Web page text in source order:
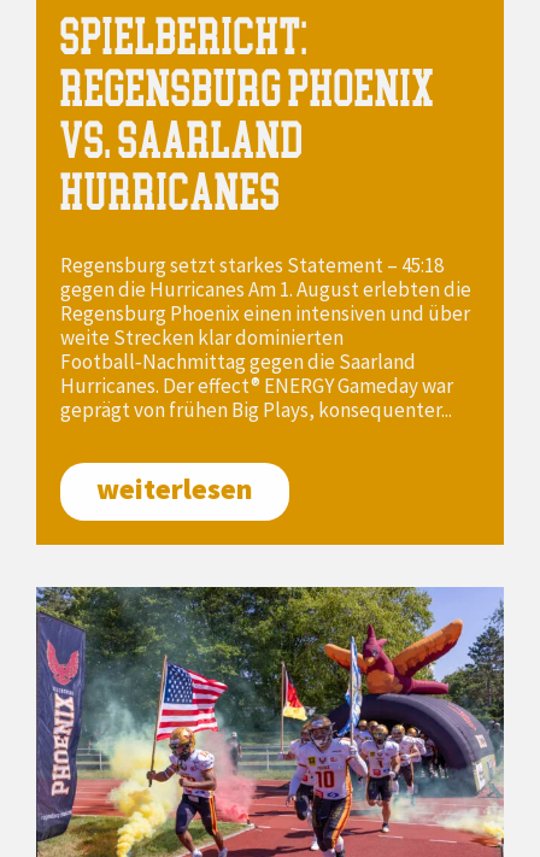
SPIELBERICHT:
REGENSBURG PHOENIX
VS. SAARLAND
HURRICANES
Regensburg setzt starkes Statement – 45:18
gegen die Hurricanes Am 1. August erlebten die
Regensburg Phoenix einen intensiven und über
weite Strecken klar dominierten
Football‑Nachmittag gegen die Saarland
Hurricanes. Der effect® ENERGY Gameday war
geprägt von frühen Big Plays, konsequenter...
weiterlesen